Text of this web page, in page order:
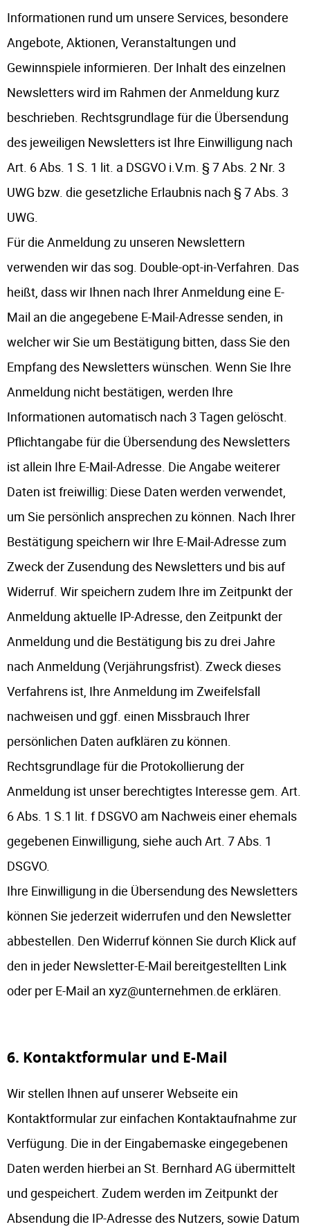
Informationen rund um unsere Services, besondere
Angebote, Aktionen, Veranstaltungen und
Gewinnspiele informieren. Der Inhalt des einzelnen
Newsletters wird im Rahmen der Anmeldung kurz
beschrieben. Rechtsgrundlage für die Übersendung
des jeweiligen Newsletters ist Ihre Einwilligung nach
Art. 6 Abs. 1 S. 1 lit. a DSGVO i.V.m. § 7 Abs. 2 Nr. 3
UWG bzw. die gesetzliche Erlaubnis nach § 7 Abs. 3
UWG.
Für die Anmeldung zu unseren Newslettern
verwenden wir das sog. Double-opt-in-Verfahren. Das
heißt, dass wir Ihnen nach Ihrer Anmeldung eine E-
Mail an die angegebene E-Mail-Adresse senden, in
welcher wir Sie um Bestätigung bitten, dass Sie den
Empfang des Newsletters wünschen. Wenn Sie Ihre
Anmeldung nicht bestätigen, werden Ihre
Informationen automatisch nach 3 Tagen gelöscht.
Pflichtangabe für die Übersendung des Newsletters
ist allein Ihre E-Mail-Adresse. Die Angabe weiterer
Daten ist freiwillig: Diese Daten werden verwendet,
um Sie persönlich ansprechen zu können. Nach Ihrer
Bestätigung speichern wir Ihre E-Mail-Adresse zum
Zweck der Zusendung des Newsletters und bis auf
Widerruf. Wir speichern zudem Ihre im Zeitpunkt der
Anmeldung aktuelle IP-Adresse, den Zeitpunkt der
Anmeldung und die Bestätigung bis zu drei Jahre
nach Anmeldung (Verjährungsfrist). Zweck dieses
Verfahrens ist, Ihre Anmeldung im Zweifelsfall
nachweisen und ggf. einen Missbrauch Ihrer
persönlichen Daten aufklären zu können.
Rechtsgrundlage für die Protokollierung der
Anmeldung ist unser berechtigtes Interesse gem. Art.
6 Abs. 1 S.1 lit. f DSGVO am Nachweis einer ehemals
gegebenen Einwilligung, siehe auch Art. 7 Abs. 1
DSGVO.
Ihre Einwilligung in die Übersendung des Newsletters
können Sie jederzeit widerrufen und den Newsletter
abbestellen. Den Widerruf können Sie durch Klick auf
den in jeder Newsletter-E-Mail bereitgestellten Link
oder per E-Mail an xyz@unternehmen.de erklären.
6. Kontaktformular und E-Mail
Wir stellen Ihnen auf unserer Webseite ein
Kontaktformular zur einfachen Kontaktaufnahme zur
Verfügung. Die in der Eingabemaske eingegebenen
Daten werden hierbei an St. Bernhard AG übermittelt
und gespeichert. Zudem werden im Zeitpunkt der
Absendung die IP-Adresse des Nutzers, sowie Datum